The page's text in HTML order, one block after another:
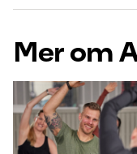
Mer om